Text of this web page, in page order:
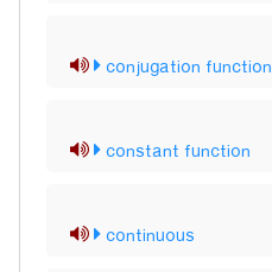
conjugation function
constant function
continuous